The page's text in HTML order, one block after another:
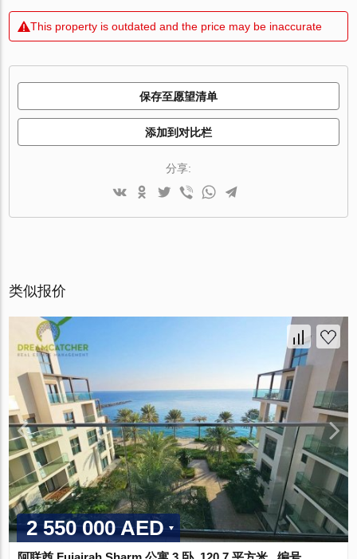
This property is outdated and the price may be inaccurate
保存至愿望清单
添加到对比栏
分享:
类似报价
2 550 000 AED